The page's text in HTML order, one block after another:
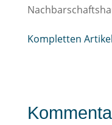
Kompletten